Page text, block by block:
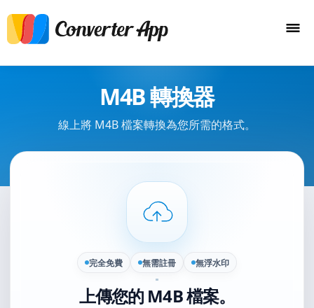
M4B 轉換器
線上將 M4B 檔案轉換為您所需的格式。
完全免費 無需註冊 無浮水印
上傳您的 M4B 檔案。